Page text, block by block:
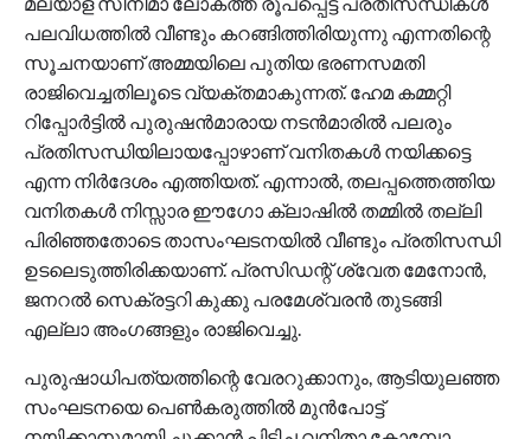
പലവിധത്തില്‍ വീണ്ടും കറങ്ങിത്തിരിയുന്നു എന്നതിന്റെ
സൂചനയാണ് അമ്മയിലെ പുതിയ ഭരണസമതി
രാജിവെച്ചതിലൂടെ വ്യക്തമാകുന്നത്. ഹേമ കമ്മറ്റി
റിപ്പോര്‍ട്ടില്‍ പുരുഷന്‍മാരായ നടന്‍മാരില്‍ പലരും
പ്രതിസന്ധിയിലായപ്പോഴാണ് വനിതകള്‍ നയിക്കട്ടെ
എന്ന നിര്‍ദേശം എത്തിയത്. എന്നാല്‍, തലപ്പത്തെത്തിയ
വനിതകള്‍ നിസ്സാര ഈഗോ ക്ലാഷില്‍ തമ്മില്‍ തല്ലി
പിരിഞ്ഞതോടെ താസംഘടനയില്‍ വീണ്ടും പ്രതിസന്ധി
ഉടലെടുത്തിരിക്കയാണ്. പ്രസിഡന്റ് ശ്വേത മേനോന്‍,
ജനറല്‍ സെക്രട്ടറി കുക്കു പരമേശ്വരന്‍ തുടങ്ങി
എല്ലാ അംഗങ്ങളും രാജിവെച്ചു.
പുരുഷാധിപത്യത്തിന്റെ വേരറുക്കാനും, ആടിയുലഞ്ഞ
സംഘടനയെ പെണ്‍കരുത്തില്‍ മുന്‍പോട്ട്